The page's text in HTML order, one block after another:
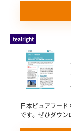
tealright
日本ピュアフード
です。ぜひダウン